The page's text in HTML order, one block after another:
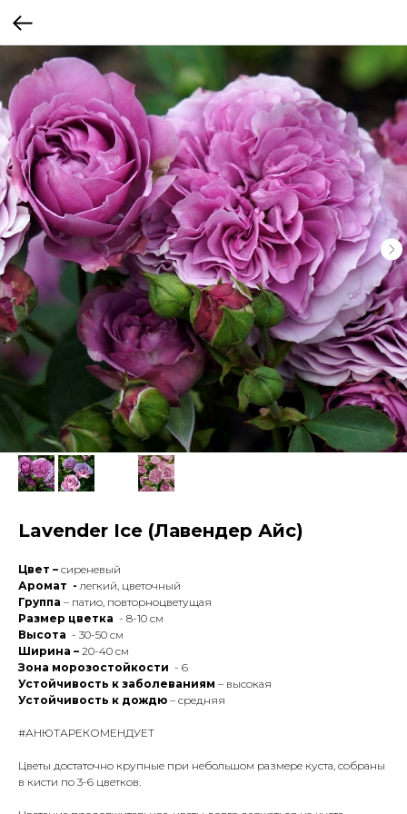
Lavender Ice (Лавендер Айс)
Цвет – сиреневый
Аромат - легкий, цветочный
Группа – патио, повторноцветущая
Размер цветка - 8-10 см
Высота - 30-50 см
Ширина – 20-40 см
Зона морозостойкости - 6
Устойчивость к заболеваниям – высокая
Устойчивость к дождю – средняя
#АНЮТАРЕКОМЕНДУЕТ
Цветы достаточно крупные при небольшом размере куста, собраны
в кисти по 3-6 цветков.